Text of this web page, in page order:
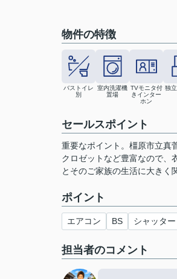
物件の特徴
バストイレ
別
室内洗濯機
置場
TVモニタ付
きインター
ホン
独
セールスポイント
重要なポイント。橿原市立真
クロゼットなど豊富なので、
とそのご家族の生活に大きく
ポイント
エアコン BS シャッター
担当者のコメント